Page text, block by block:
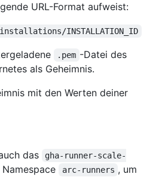
URL-Format aufweist:
INSTALLATION_ID
.pem -Datei des
als Geheimnis.
mit den Werten deiner
das
gha-runner-scale-
arc-runners , um